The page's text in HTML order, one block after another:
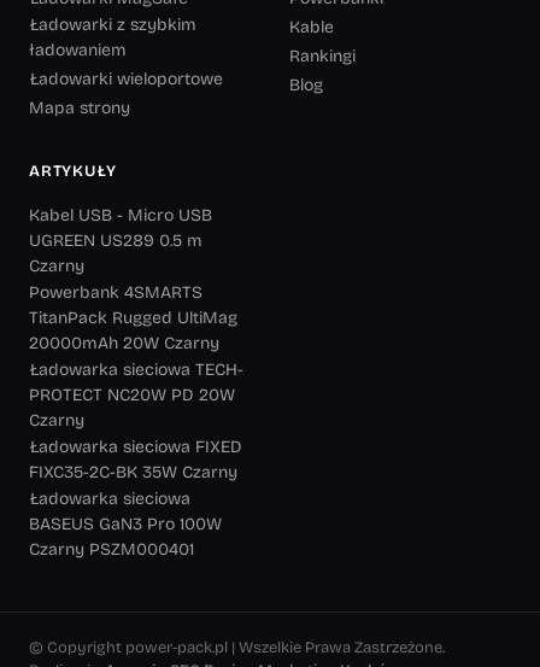
Ładowarki z szybkim
ładowaniem
Ładowarki wieloportowe
Mapa strony
Kable
Rankingi
Blog
ARTYKUŁY
Kabel USB - Micro USB
UGREEN US289 0.5 m
Czarny
Powerbank 4SMARTS
TitanPack Rugged UltiMag
20000mAh 20W Czarny
Ładowarka sieciowa TECH-
PROTECT NC20W PD 20W
Czarny
Ładowarka sieciowa FIXED
FIXC35-2C-BK 35W Czarny
Ładowarka sieciowa
BASEUS GaN3 Pro 100W
Czarny PSZM000401
© Copyright power-pack.pl | Wszelkie Prawa Zastrzeżone.